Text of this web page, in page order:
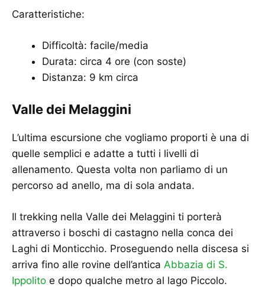
Caratteristiche:
Difficoltà: facile/media
Durata: circa 4 ore (con soste)
Distanza: 9 km circa
Valle dei Melaggini
L’ultima escursione che vogliamo proporti è una di
quelle semplici e adatte a tutti i livelli di
allenamento. Questa volta non parliamo di un
percorso ad anello, ma di sola andata.
Il trekking nella Valle dei Melaggini ti porterà
attraverso i boschi di castagno nella conca dei
Laghi di Monticchio. Proseguendo nella discesa si
arriva fino alle rovine dell’antica Abbazia di S.
Ippolito e dopo qualche metro al lago Piccolo.